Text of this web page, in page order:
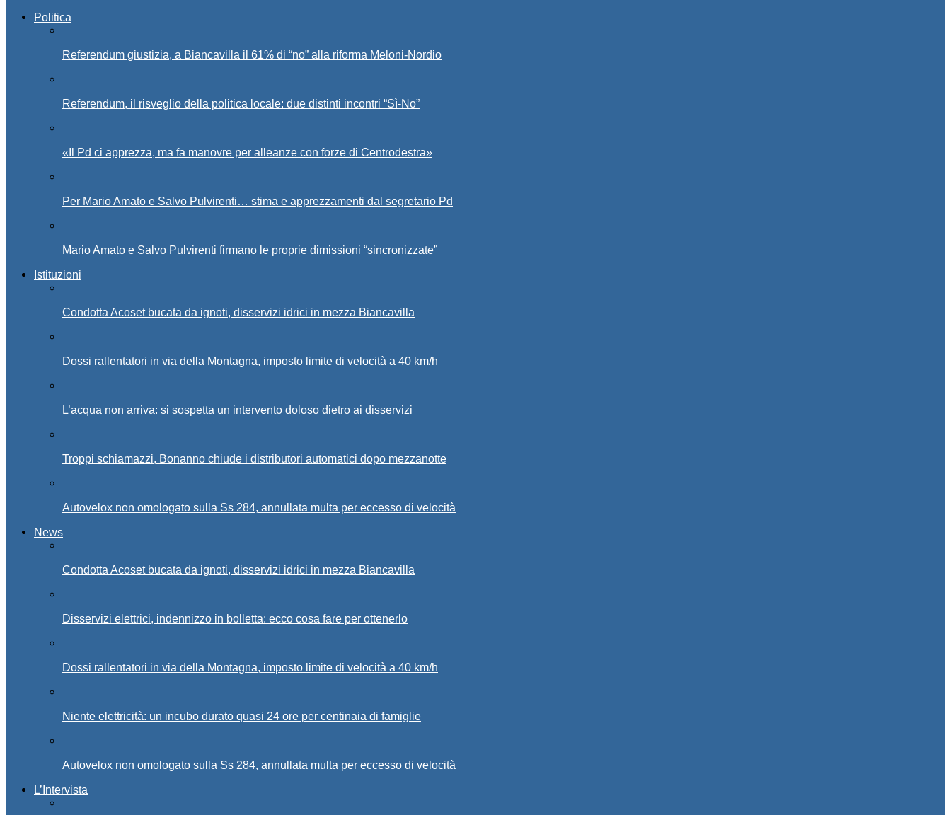
Politica
Referendum giustizia, a Biancavilla il 61% di “no” alla riforma Meloni-Nordio
Referendum, il risveglio della politica locale: due distinti incontri “Sì-No”
«Il Pd ci apprezza, ma fa manovre per alleanze con forze di Centrodestra»
Per Mario Amato e Salvo Pulvirenti… stima e apprezzamenti dal segretario Pd
Mario Amato e Salvo Pulvirenti firmano le proprie dimissioni “sincronizzate”
Istituzioni
Condotta Acoset bucata da ignoti, disservizi idrici in mezza Biancavilla
Dossi rallentatori in via della Montagna, imposto limite di velocità a 40 km/h
L’acqua non arriva: si sospetta un intervento doloso dietro ai disservizi
Troppi schiamazzi, Bonanno chiude i distributori automatici dopo mezzanotte
Autovelox non omologato sulla Ss 284, annullata multa per eccesso di velocità
News
Condotta Acoset bucata da ignoti, disservizi idrici in mezza Biancavilla
Disservizi elettrici, indennizzo in bolletta: ecco cosa fare per ottenerlo
Dossi rallentatori in via della Montagna, imposto limite di velocità a 40 km/h
Niente elettricità: un incubo durato quasi 24 ore per centinaia di famiglie
Autovelox non omologato sulla Ss 284, annullata multa per eccesso di velocità
L’Intervista